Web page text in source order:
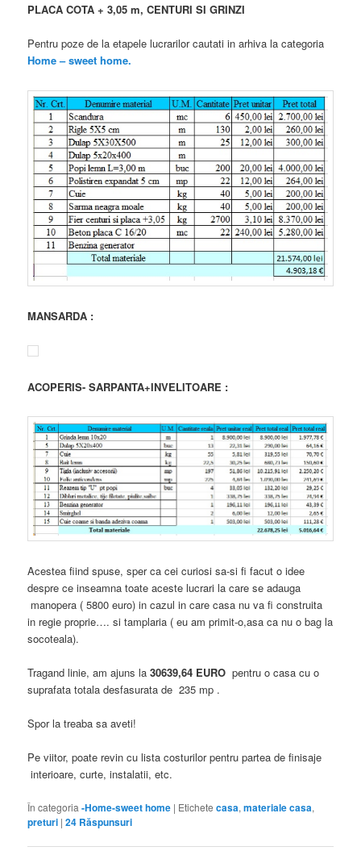
PLACA COTA + 3,05 m, CENTURI SI GRINZI
Pentru poze de la etapele lucrarilor cautati in arhiva la categoria
Home – sweet home.
MANSARDA :
ACOPERIS- SARPANTA+INVELITOARE :
Acestea fiind spuse, sper ca cei curiosi sa-si fi facut o idee
despre ce inseamna toate aceste lucrari la care se adauga
manopera ( 5800 euro) in cazul in care casa nu va fi construita
in regie proprie…. si tamplaria ( eu am primit-o,asa ca nu o bag la
socoteala).
Tragand linie, am ajuns la30639,64 EURO pentru o casa cu o
suprafata totala desfasurata de 235 mp .
Spor la treaba sa aveti!
Pe viitor, poate revin cu lista costurilor pentru partea de finisaje
interioare, curte, instalatii, etc.
În categoria -Home-sweet home | Etichete casa,materiale casa,
preturi |24 Răspunsuri